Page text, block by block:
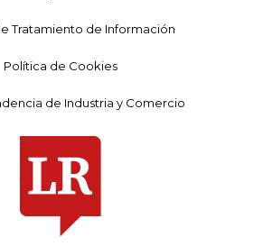
Tratamiento de Información
Política de Cookies
de Industria y Comercio